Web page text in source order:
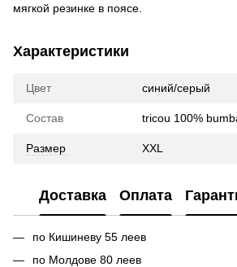
мягкой резинке в поясе.
Характеристики
Цвет синий/серый
Состав tricou 100%
Размер XXL
Доставка Оплата
по Кишиневу 55 леев
по Молдове 80 леев